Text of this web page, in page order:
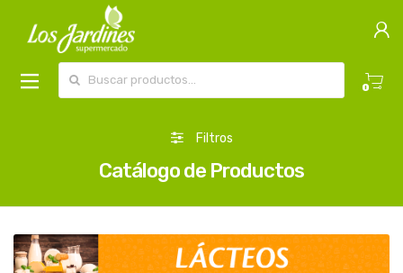
0
Filtros
Catálogo de Productos